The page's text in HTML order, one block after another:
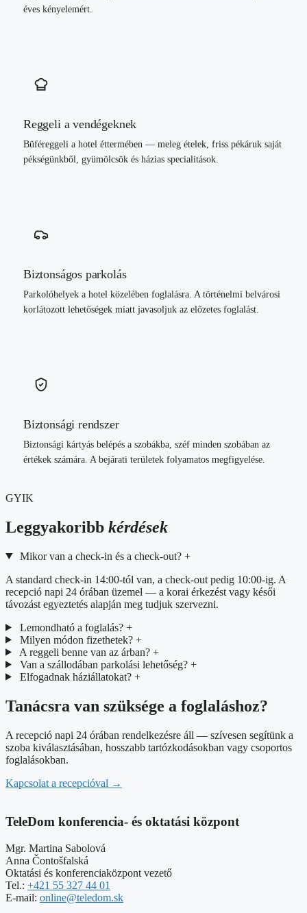
éves kényelemért.
Reggeli a vendégeknek
Büféreggeli a hotel éttermében — meleg ételek, friss pékáruk saját
pékségünkből, gyümölcsök és házias specialitások.
Biztonságos parkolás
Parkolóhelyek a hotel közelében foglalásra. A történelmi belvárosi
korlátozott lehetőségek miatt javasoljuk az előzetes foglalást.
Biztonsági rendszer
Biztonsági kártyás belépés a szobákba, széf minden szobában az
értékek számára. A bejárati területek folyamatos megfigyelése.
GYIK
Leggyakoribb kérdések
Mikor van a check-in és a check-out? +
A standard check-in 14:00-tól van, a check-out pedig 10:00-ig. A
recepció napi 24 órában üzemel — a korai érkezést vagy késői
távozást egyeztetés alapján meg tudjuk szervezni.
Lemondható a foglalás? +
Milyen módon fizethetek? +
A reggeli benne van az árban? +
Van a szállodában parkolási lehetőség? +
Elfogadnak háziállatokat? +
Tanácsra van szüksége a foglaláshoz?
A recepció napi 24 órában rendelkezésre áll — szívesen segítünk a
szoba kiválasztásában, hosszabb tartózkodásokban vagy csoportos
foglalásokban.
Kapcsolat a recepcióval →
TeleDom konferencia- és oktatási központ
Mgr. Martina Sabolová
Anna Čontošfalská
Oktatási és konferenciaközpont vezető
Tel.: +421 55 327 44 01
E-mail: online@teledom.sk